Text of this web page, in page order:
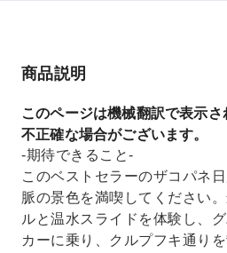
商品説明
このページは機械翻訳で表示
不正確な場合がございます。
-期待できること-
このベストセラーのザコパネ
脈の景色を満喫してください
ルと温水スライドを体験し、
カーに乗り、クルプフキ通り